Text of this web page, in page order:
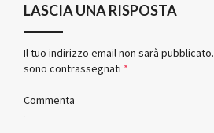
LASCIA UNA RISPOSTA
Il tuo indirizzo email non sarà pubblicato.
sono contrassegnati *
Commenta